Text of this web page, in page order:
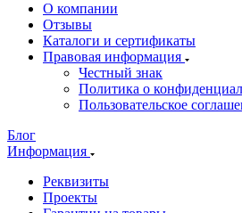
О компании
Отзывы
Каталоги и сертификаты
Правовая информация
Честный знак
Политика о
Пользовательское
Блог
Информация
Реквизиты
Проекты